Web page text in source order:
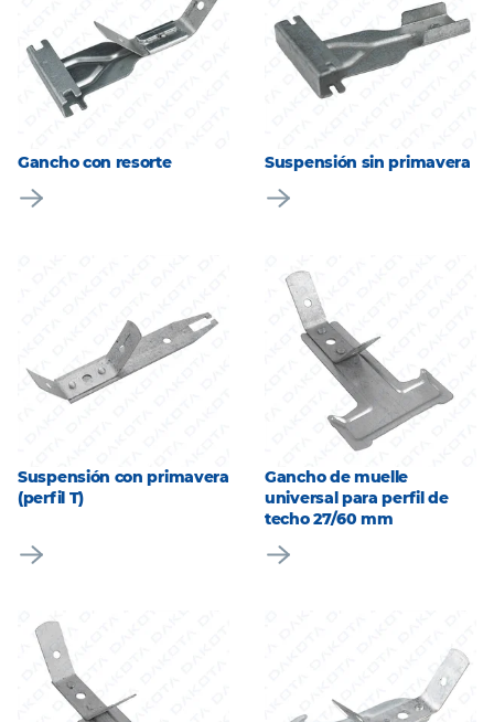
Gancho con resorte Suspensión sin primavera
Suspensión con primavera
(perfil T)
Gancho de muelle
universal para perfil de
techo 27/60 mm